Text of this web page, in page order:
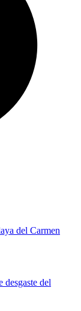
del Carmen
desgaste del